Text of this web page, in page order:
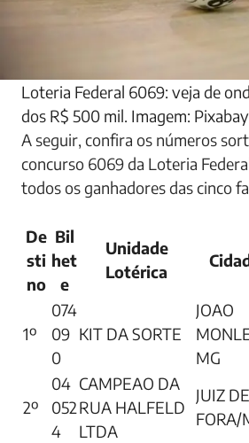
Loteria Federal 6069: veja de
dos R$ 500 mil. Imagem: Pixabay
A seguir, confira os números
concurso 6069 da Loteria
todos os ganhadores das cinco
De
sti
no
Bil
het
e
Unidade
Lotérica
1º
074
09
0
KIT DA SORTE
JOAO
MG
2º
04
052
4
CAMPEAO DA
RUA HALFELD
LTDA
JUIZ DE
FORA/